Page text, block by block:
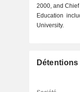
2000, and
Education
University.